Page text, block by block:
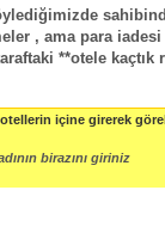
, ama para
**otele kaçtık
içine girerek
birazını giriniz